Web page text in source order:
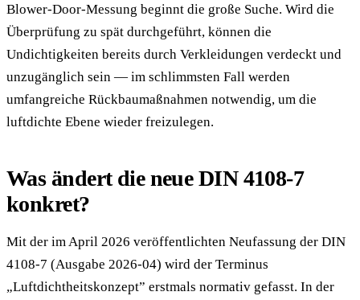
Blower-Door-Messung beginnt die große Suche. Wird die
Überprüfung zu spät durchgeführt, können die
Undichtigkeiten bereits durch Verkleidungen verdeckt und
unzugänglich sein — im schlimmsten Fall werden
umfangreiche Rückbaumaßnahmen notwendig, um die
luftdichte Ebene wieder freizulegen.
Was ändert die neue DIN 4108-7
konkret?
Mit der im April 2026 veröffentlichten Neufassung der DIN
4108-7 (Ausgabe 2026-04) wird der Terminus
„Luftdichtheitskonzept” erstmals normativ gefasst. In der